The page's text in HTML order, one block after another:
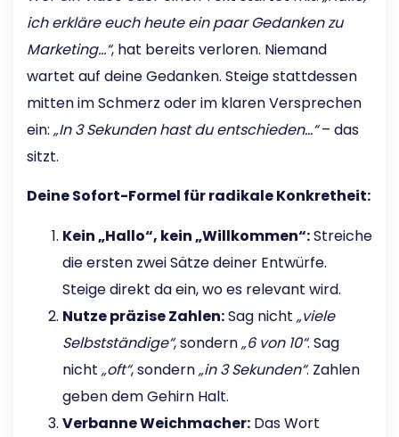
ich erkläre euch heute ein paar Gedanken zu
Marketing…“, hat bereits verloren. Niemand
wartet auf deine Gedanken. Steige stattdessen
mitten im Schmerz oder im klaren Versprechen
ein: „In 3 Sekunden hast du entschieden…“– das
sitzt.
Deine Sofort-Formel für radikale Konkretheit:
Kein „Hallo“, kein „Willkommen“:Streiche
die ersten zwei Sätze deiner Entwürfe.
Steige direkt da ein, wo es relevant wird.
Nutze präzise Zahlen:Sag nicht „viele
Selbstständige“, sondern„6 von 10“. Sag
nicht „oft“, sondern„in 3 Sekunden“. Zahlen
geben dem Gehirn Halt.
Verbanne Weichmacher: Das Wort